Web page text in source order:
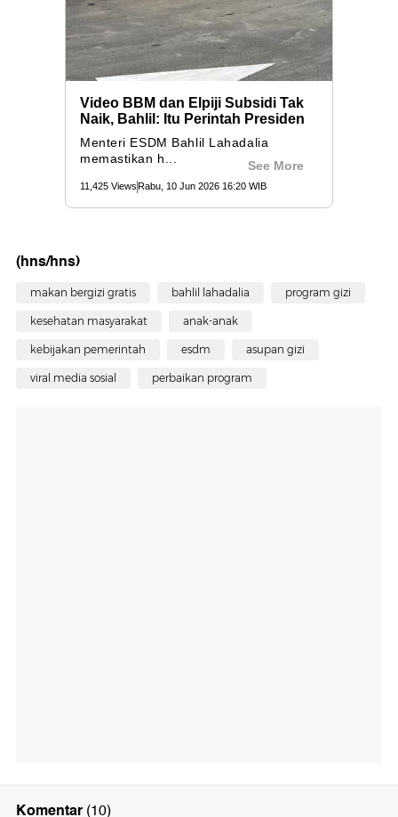
(hns/hns)
makan bergizi gratis bahlil lahadalia program gizi
kesehatan masyarakat anak-anak
kebijakan pemerintah esdm asupan gizi
viral media sosial perbaikan program